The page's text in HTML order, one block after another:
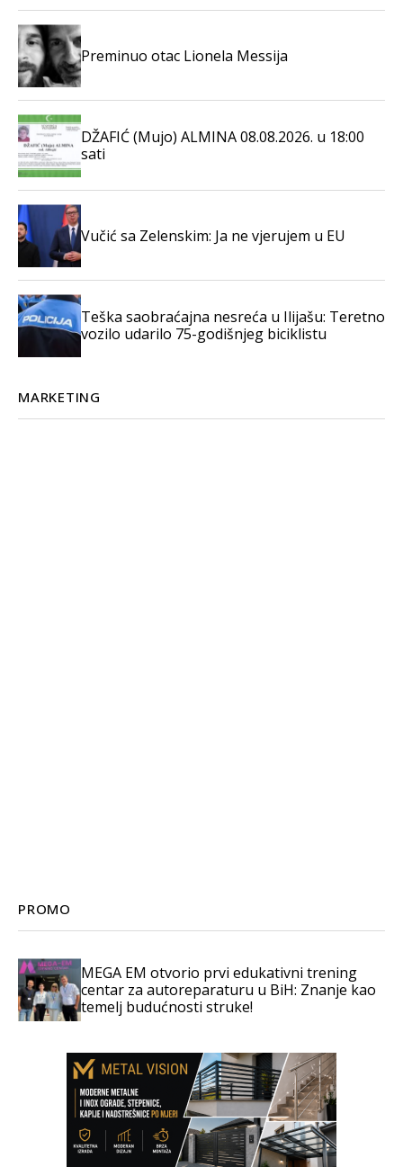
Preminuo otac Lionela Messija
DŽAFIĆ (Mujo) ALMINA 08.08.2026. u 18:00
sati
Vučić sa Zelenskim: Ja ne vjerujem u EU
Teška saobraćajna nesreća u Ilijašu: Teretno
vozilo udarilo 75-godišnjeg biciklistu
MARKETING
PROMO
MEGA EM otvorio prvi edukativni trening
centar za autoreparaturu u BiH: Znanje kao
temelj budućnosti struke!